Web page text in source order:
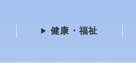
健康・福祉